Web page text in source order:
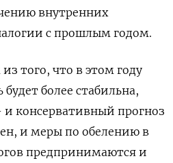
внутренних
с прошлым годом.
того, что в этом году
‍более стабильна,
консервативный прогноз
‍и меры по обелению в
предпринимаются и